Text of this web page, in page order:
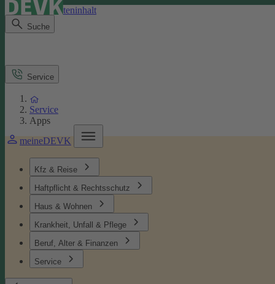
Direkt zum Seiteninhalt
Suche
meineDEVK
Kfz & Reise
Haftpflicht & Rechtsschutz
Haus & Wohnen
Krankheit, Unfall & Pflege
Beruf, Alter & Finanzen
Service
Service
Service
Apps